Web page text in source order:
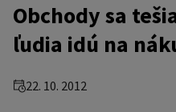
Obchody sa
ľudia idú na
22. 10. 2012